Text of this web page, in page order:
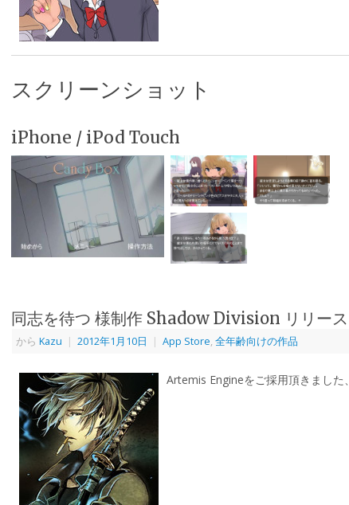
スクリーンショット
iPhone / iPod Touch
同志を待つ 様制作 Shadow Division リリース
から Kazu | 2012年1月10日 | App Store, 全年齢向けの作品
Artemis Engineをご採用頂きました、